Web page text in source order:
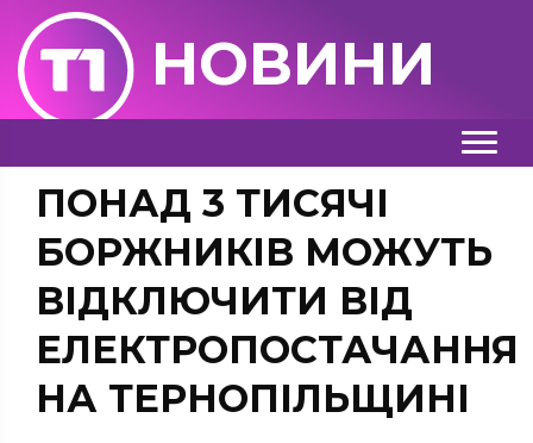
НОВИНИ
ПОНАД 3 ТИСЯЧІ
БОРЖНИКІВ МОЖУТЬ
ВІДКЛЮЧИТИ ВІД
ЕЛЕКТРОПОСТАЧАННЯ
НА ТЕРНОПІЛЬЩИНІ